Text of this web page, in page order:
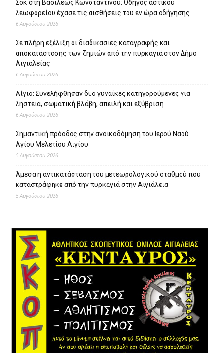
Σοκ στη Βασιλέως Κωνσταντίνου: Οδηγός αστικού
λεωφορείου έχασε τις αισθήσεις του εν ώρα οδήγησης
6 Αυγούστου 2026
Σε πλήρη εξέλιξη οι διαδικασίες καταγραφής και
αποκατάστασης των ζημιών από την πυρκαγιά στον Δήμο
Αιγιαλείας
6 Αυγούστου 2026
Αίγιο: Συνελήφθησαν δυο γυναίκες κατηγορούμενες για
ληστεία, σωματική βλάβη, απειλή και εξύβριση
6 Αυγούστου 2026
Σημαντική πρόοδος στην ανοικοδόμηση του Ιερού Ναού
Αγίου Μελετίου Αιγίου
5 Αυγούστου 2026
Άμεσα η αντικατάσταση του μετεωρολογικού σταθμού που
καταστράφηκε από την πυρκαγιά στην Αιγιάλεια
5 Αυγούστου 2026